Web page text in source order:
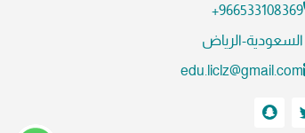
966533108369+
السعودية-الرياض
edu.liclz@gmail.com